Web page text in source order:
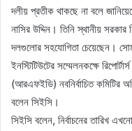
দলীয় প্রতীক থাকছে না বলে
নাসির উদ্দিন। তিনি স্থানীয়
দলগুলোর সহযোগিতা চেয়েছেন।
ইনস্টিটিউটের সম্মেলনকক্ষে
(আরএফইডি) নবনির্বাচিত কমিটির
বলেন সিইসি।
সিইসি বলেন, নির্বাচনের তারিখ